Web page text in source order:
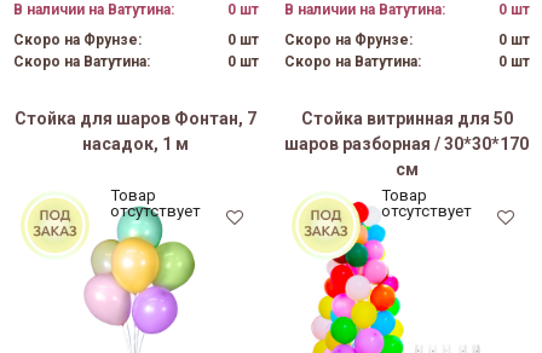
В наличии на Ватутина:
0 шт
Скоро на Фрунзе:
0 шт
Скоро на Ватутина:
0 шт
В наличии на Ватутина:
0 шт
Скоро на Фрунзе:
0 шт
Скоро на Ватутина:
0 шт
Стойка для шаров Фонтан, 7
насадок, 1 м
Товар
отсутствует
Стойка витринная для 50
шаров разборная / 30*30*170
см
Товар
отсутствует